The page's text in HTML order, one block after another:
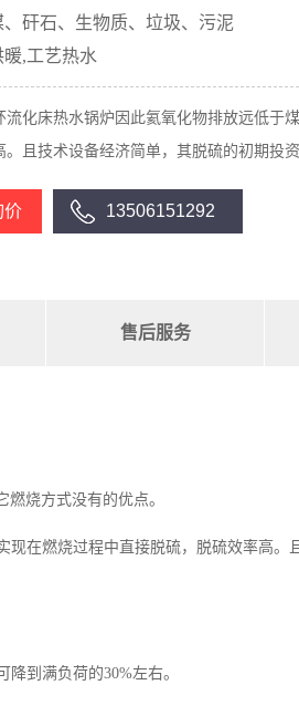
、矸石、生物质、垃圾、污泥
暖,工艺热水
流化床热水锅炉因此氦氧化物排放远低于
。且技术设备经济简单，其脱硫的初期投
价 13506151292
售后服务
烧方式没有的优点。
燃烧过程中直接脱硫，脱硫效率高。
到满负荷的30%左右。